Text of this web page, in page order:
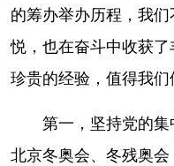
的筹办举办历程，我
悦，也在奋斗中收获
珍贵的经验，值得我们
第一，坚持党的集
北京冬奥会、冬残奥